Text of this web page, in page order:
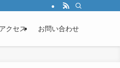
アクセス お問い合わせ